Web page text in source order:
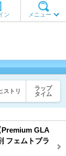
メニュー
ン
ストリ
ラップ
タイム
Premium GLA
フェムトブラ